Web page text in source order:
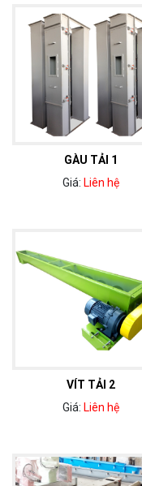
GÀU TẢI 1
Giá: Liên hệ
VÍT TẢI 2
Giá: Liên hệ